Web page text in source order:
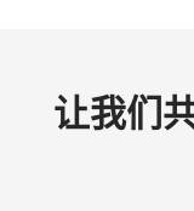
让我们